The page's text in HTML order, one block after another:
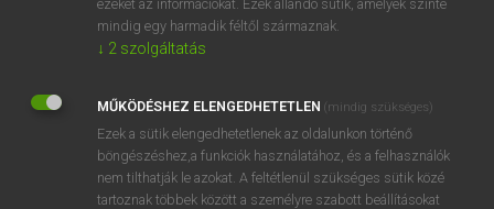
DÍJMENTES ANGOL SZÓTÁR
abase
abasement
ezeket az információkat. Ezek állandó sütik, amelyek szinte
mindig egy harmadik féltől származnak.
↓ 2 szolgáltatás
MŰKÖDÉSHEZ ELENGEDHETETLEN (mindig szükséges)
Ezek a sütik elengedhetetlenek az oldalunkon történő
böngészéshez,a funkciók használatához, és a felhasználók
nem tilthatják le azokat. A feltétlenül szükséges sütik közé
tartoznak többek között a személyre szabott beállításokat